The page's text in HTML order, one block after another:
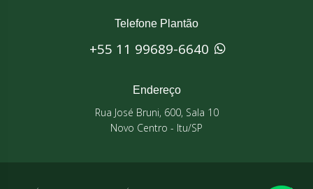
Telefone Plantão
+55 11 99689-6640
Endereço
Rua José Bruni, 600, Sala 10
Novo Centro - Itu/SP